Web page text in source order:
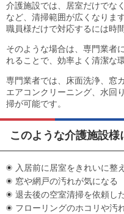
介護施設では、居室だけでな
など、清掃範囲が広くなります
職員様だけで対応するには時
そのような場合は、専門業者
れることで、効率よく清潔な
専門業者では、床面洗浄、窓
エアコンクリーニング、水回
掃が可能です。
このような介護施設様
入居前に居室をきれいに整
窓や網戸の汚れが気になる
退去後の空室清掃を依頼し
フローリングのホコリや汚